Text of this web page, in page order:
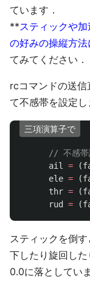
ています．
**スティックや
の好みの操縦方
てみてください．
rcコマンドの送
て不感帯を設定し
三項演算子で
// 不感帯
ail
= (
ele = (
thr = (
rud = (
スティックを倒
下したり旋回し
0.0に落としてい